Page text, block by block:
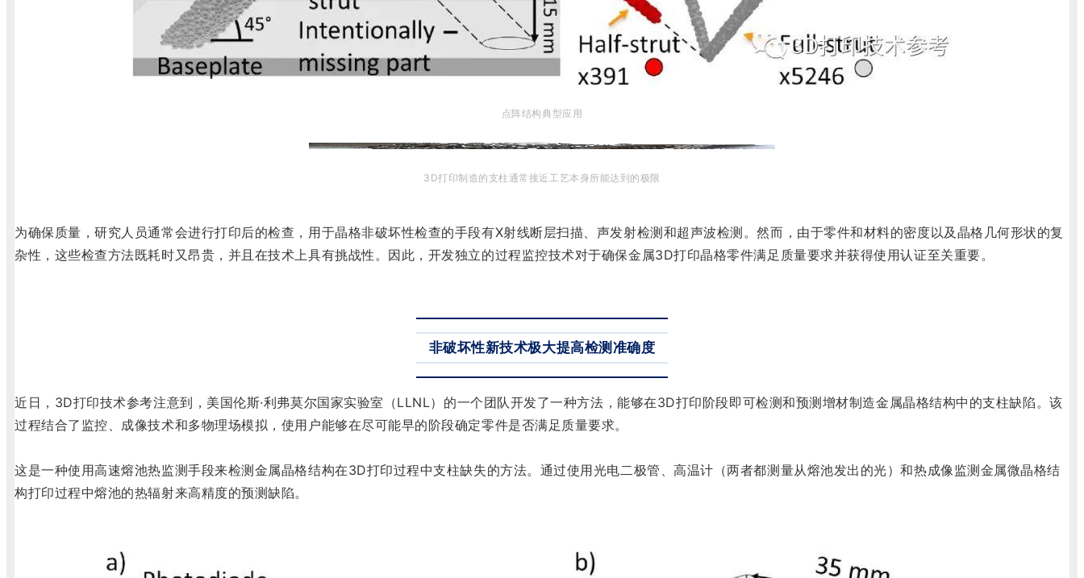
点阵结构典型应用
3D打印制造的支柱通常接近工艺本身所能达到的极限
为确保质量，研究人员通常会进行打印后的检查，用于晶格非破坏性检查的手段有X射线断层扫描、声发射检测和超声波检测。然而，由于零件和材料的密度以及晶格几何形状的复
杂性，这些检查方法既耗时又昂贵，并且在技术上具有挑战性。因此，开发独立的过程监控技术对于确保金属3D打印晶格零件满足质量要求并获得使用认证至关重要。
非破坏性新技术极大提高检测准确度
近日，3D打印技术参考注意到，美国伦斯·利弗莫尔国家实验室（LLNL）的一个团队开发了一种方法，能够在3D打印阶段即可检测和预测增材制造金属晶格结构中的支柱缺陷。该
过程结合了监控、成像技术和多物理场模拟，使用户能够在尽可能早的阶段确定零件是否满足质量要求。
这是一种使用高速熔池热监测手段来检测金属晶格结构在3D打印过程中支柱缺失的方法。通过使用光电二极管、高温计（两者都测量从熔池发出的光）和热成像监测金属微晶格结
构打印过程中熔池的热辐射来高精度的预测缺陷。